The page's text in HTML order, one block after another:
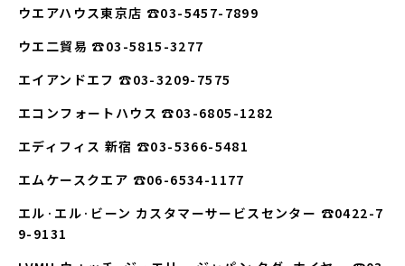
ウエアハウス東京店 ☎03-5457-7899
ウエ二貿易 ☎03-5815-3277
エイアンドエフ ☎03-3209-7575
エコンフォートハウス ☎03-6805-1282
エディフィス 新宿 ☎03-5366-5481
エムケースクエア ☎06-6534-1177
エル·エル·ビーン カスタマーサービスセンター ☎0422-7
9-9131